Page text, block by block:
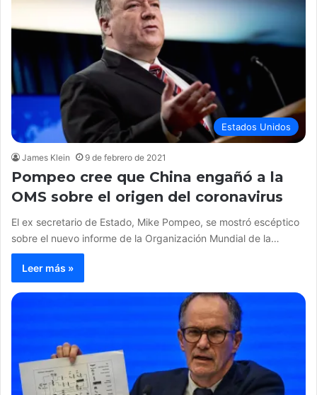
Estados Unidos
James Klein 9 de febrero de 2021
Pompeo cree que China engañó a la
OMS sobre el origen del coronavirus
El ex secretario de Estado, Mike Pompeo, se mostró escéptico
sobre el nuevo informe de la Organización Mundial de la…
Leer más »